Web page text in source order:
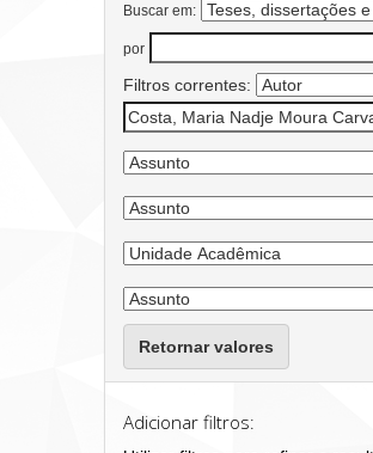
Buscar em:
por
Filtros correntes:
Retornar valores
Adicionar filtros: